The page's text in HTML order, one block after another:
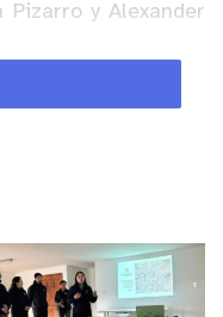
Pizarro y Alexander
Gabriel Pirani;
Marquinhos;
una intensa presión